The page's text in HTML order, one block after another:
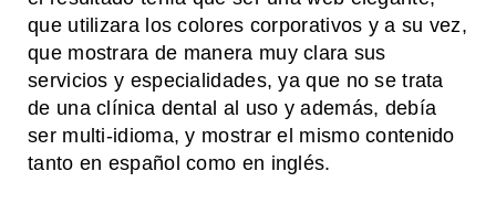
que utilizara los colores corporativos y a su vez,
que mostrara de manera muy clara sus
servicios y especialidades, ya que no se trata
de una clínica dental al uso y además, debía
ser multi-idioma, y mostrar el mismo contenido
tanto en español como en inglés.